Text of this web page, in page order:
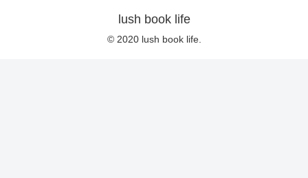
lush book life
© 2020 lush book life.